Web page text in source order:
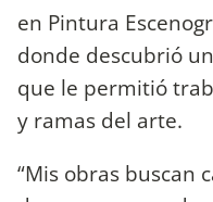
en Pintura
donde descubrió
que le permitió
y ramas del arte.
“Mis obras buscan